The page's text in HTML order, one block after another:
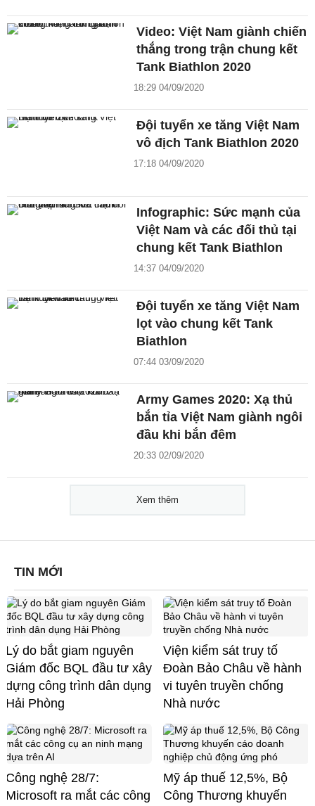
Video: Việt Nam giành chiến
thắng trong trận chung kết
Tank Biathlon 2020
18:29 04/09/2020
Đội tuyển xe tăng Việt Nam
vô địch Tank Biathlon 2020
17:18 04/09/2020
Infographic: Sức mạnh của
Việt Nam và các đối thủ tại
chung kết Tank Biathlon
14:37 04/09/2020
Đội tuyển xe tăng Việt Nam
lọt vào chung kết Tank
Biathlon
07:44 03/09/2020
Army Games 2020: Xạ thủ
bắn tỉa Việt Nam giành ngôi
đầu khi bắn đêm
20:33 02/09/2020
Xem thêm
TIN MỚI
Lý do bắt giam nguyên
Giám đốc BQL đầu tư xây
dựng công trình dân dụng
Hải Phòng
Viện kiểm sát truy tố
Đoàn Bảo Châu về hành
vi tuyên truyền chống
Nhà nước
Công nghệ 28/7:
Microsoft ra mắt các công
Mỹ áp thuế 12,5%, Bộ
Công Thương khuyến